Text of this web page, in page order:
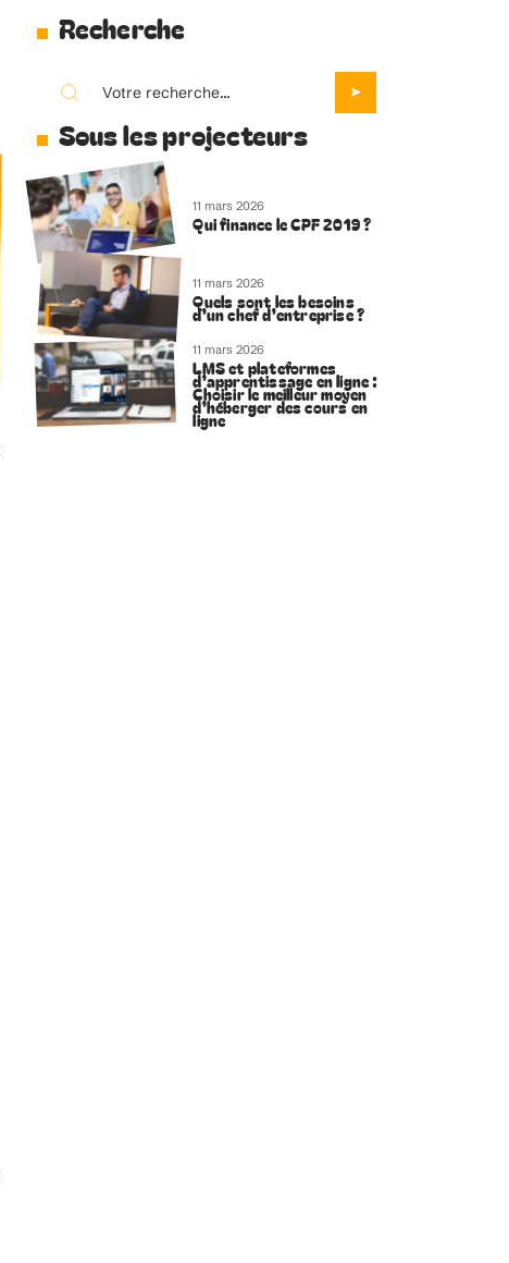
Recherche
Sous les projecteurs
11 mars 2026
Qui finance le CPF 2019 ?
11 mars 2026
Quels sont les besoins
d’un chef d’entreprise ?
11 mars 2026
LMS et plateformes
d’apprentissage en ligne :
Choisir le meilleur moyen
d’héberger des cours en
ligne